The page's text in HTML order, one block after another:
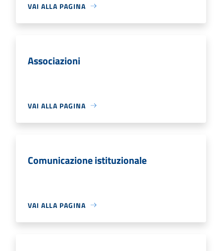
VAI ALLA PAGINA
Associazioni
VAI ALLA PAGINA
Comunicazione istituzionale
VAI ALLA PAGINA